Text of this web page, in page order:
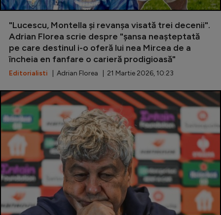
Serie A
Bundesliga
Ligue 1
Campionate
Starurile fotbalului
EURO 2024
Stranieri
Clasamente
Tenis
Handbal
"Lucescu, Montella și revanșa visată trei decenii".
Adrian Florea scrie despre "șansa neașteptată
pe care destinul i-o oferă lui nea Mircea de a
încheia en fanfare o carieră prodigioasă"
Editorialisti | Adrian Florea | 21 Martie 2026, 10:23